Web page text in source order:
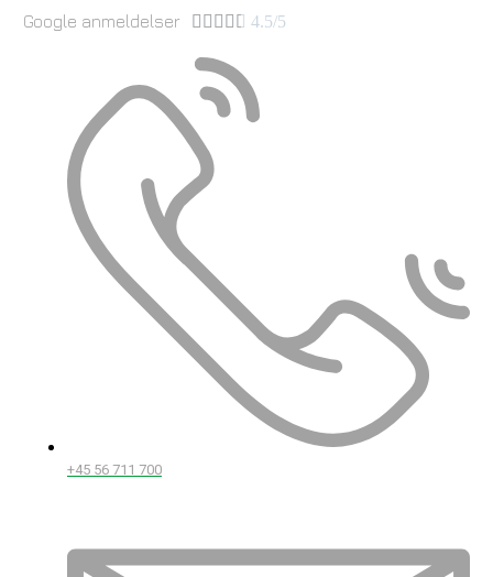
Google anmeldelser      4.5/5
+45 56 711 700